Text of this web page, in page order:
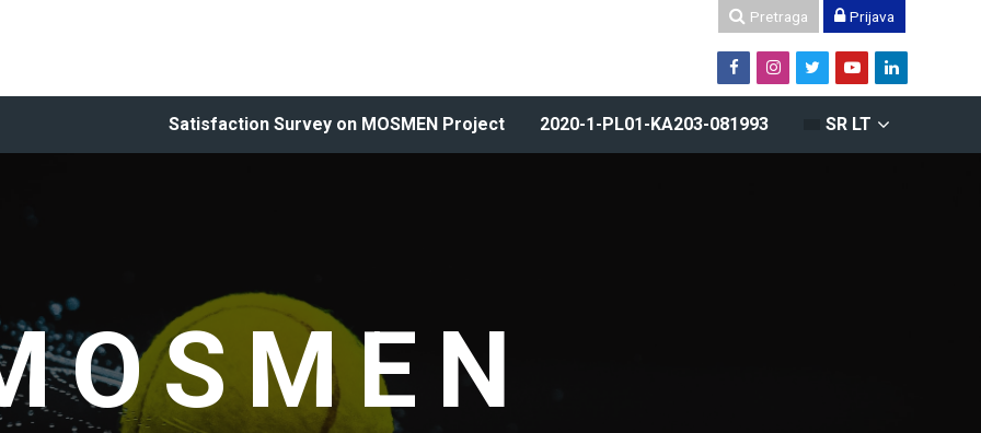
Pretraga Prijava
Satisfaction Survey on MOSMEN Project 2020-1-PL01-KA203-081993 SR LT